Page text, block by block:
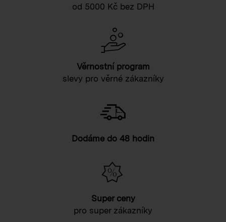
od 5000 Kč bez DPH
Věrnostní program
slevy pro věrné zákazníky
Dodáme do 48 hodin
Super ceny
pro super zákazníky